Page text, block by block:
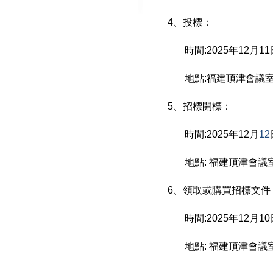
4 、投標：
時間:2025年12 月11
地點:福建頂津會議
5 、招標開標：
時間:2025年12 月 12
地點:福建頂津會議
6 、領取或購買招標文件
時間:2025年12 月10
地點:福建頂津會議